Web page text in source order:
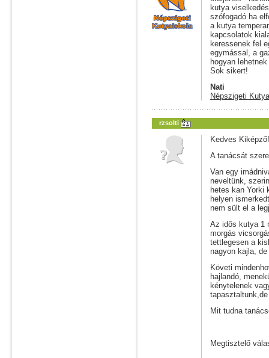
kutya
szófogadó ha
a kutya
kapcsolatok
keressenek fel
egymással, a
hogyan
Sok sikert!
Nati
Népszigeti
rzsolti
Kedves Kiképző!
A tanácsát
Van egy
neveltünk,
hetes kan Yorki
helyen
nem sült el a
Az idős kutya 1
morgás
tettlegesen a
nagyon kajla,
Követi
hajlandó,
kénytelenek
Mit tudna
Megtisztelő